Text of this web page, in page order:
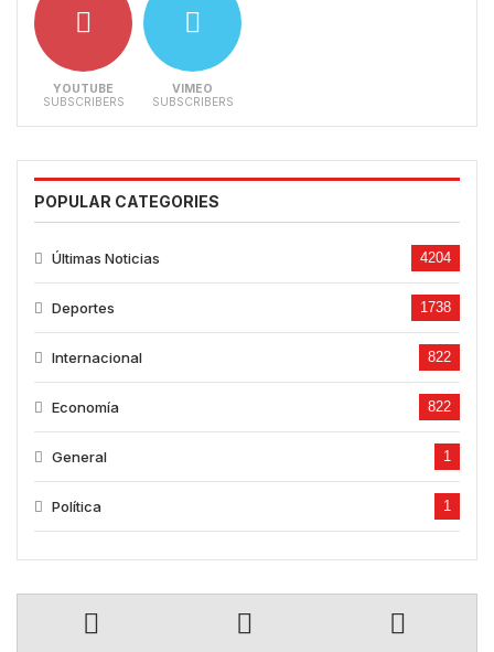
YOUTUBE
SUBSCRIBERS
VIMEO
SUBSCRIBERS
POPULAR CATEGORIES
Últimas Noticias 4204
Deportes 1738
Internacional 822
Economía 822
General 1
Política 1